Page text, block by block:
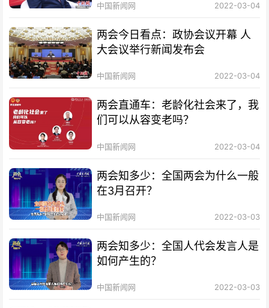
中国新闻网 2022-03-04
两会今日看点：政协会议开幕 人
大会议举行新闻发布会
中国新闻网 2022-03-04
两会直通车：老龄化社会来了，我
们可以从容变老吗？
中国新闻网 2022-03-04
两会知多少：全国两会为什么一般
在3月召开？
中国新闻网 2022-03-03
两会知多少：全国人代会发言人是
如何产生的？
中国新闻网 2022-03-03